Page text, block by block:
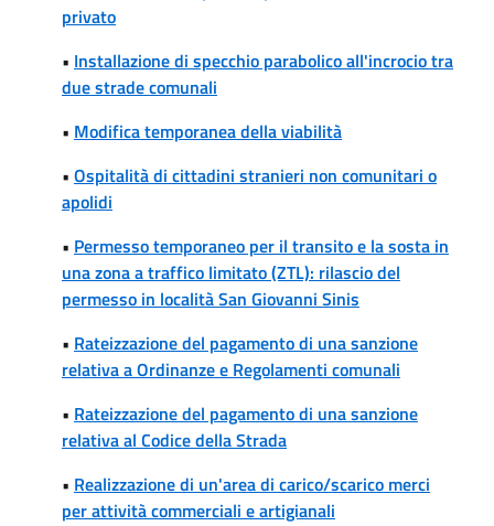
privato
• Installazione di specchio parabolico all'incrocio tra
due strade comunali
• Modifica temporanea della viabilità
• Ospitalità di cittadini stranieri non comunitari o
apolidi
• Permesso temporaneo per il transito e la sosta in
una zona a traffico limitato (ZTL): rilascio del
permesso in località San Giovanni Sinis
• Rateizzazione del pagamento di una sanzione
relativa a Ordinanze e Regolamenti comunali
• Rateizzazione del pagamento di una sanzione
relativa al Codice della Strada
• Realizzazione di un'area di carico/scarico merci
per attività commerciali e artigianali